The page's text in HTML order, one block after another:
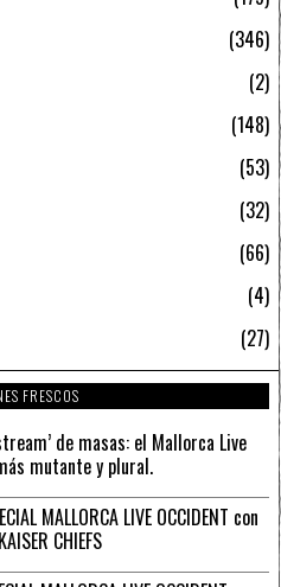
346
2
148
53
32
66
4
27
FRESCOS
de masas: el Mallorca Live
mutante y plural.
MALLORCA LIVE OCCIDENT con
CHIEFS